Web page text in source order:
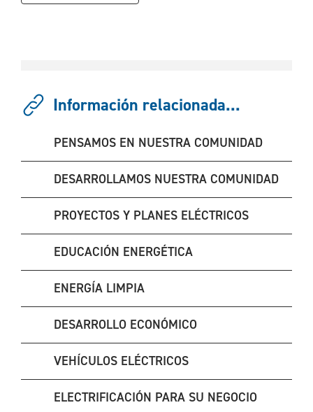
Información relacionada...
PENSAMOS EN NUESTRA COMUNIDAD
DESARROLLAMOS NUESTRA COMUNIDAD
PROYECTOS Y PLANES ELÉCTRICOS
EDUCACIÓN ENERGÉTICA
ENERGÍA LIMPIA
DESARROLLO ECONÓMICO
VEHÍCULOS ELÉCTRICOS
ELECTRIFICACIÓN PARA SU NEGOCIO